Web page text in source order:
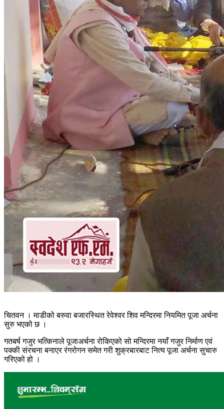
चितवन । माडीको बरुवा बजारस्थित रेवेश्वर शिव मन्दिरमा नियमित पूजा अर्चना
सुरु भएको छ ।
गतबर्ष गजुर भत्किनाले पूजाअर्चना रोकिएको सो मन्दिरमा नयाँ गजुर निर्माण एवं
पक्की संरचना बनाएर रंगरोगन समेत गरी शुक्रबारबाट नित्य पूजा अर्चना सुचारु
गरिएको हो ।